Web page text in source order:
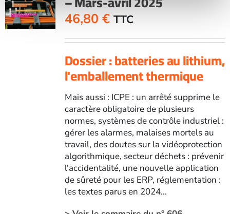
46,80 € TTC
Dossier : batteries au lithium,
l'emballement thermique
Mais aussi : ICPE : un arrêté supprime le
caractère obligatoire de plusieurs
normes, systèmes de contrôle industriel :
gérer les alarmes, malaises mortels au
travail, des doutes sur la vidéoprotection
algorithmique, secteur déchets : prévenir
l'accidentalité, une nouvelle application
de sûreté pour les ERP, réglementation :
les textes parus en 2024...